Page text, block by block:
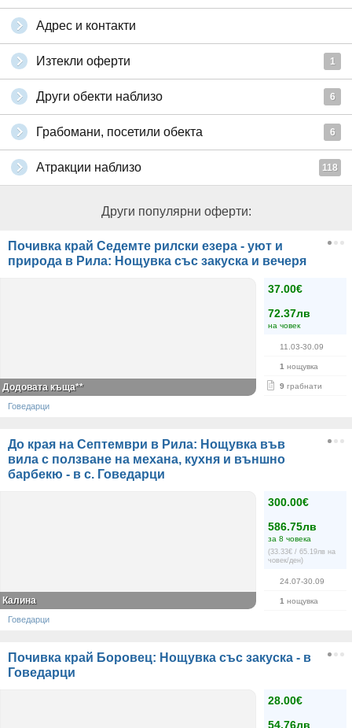
Адрес и контакти
Изтекли оферти 1
Други обекти наблизо 6
Грабомани, посетили обекта 6
Атракции наблизо 118
Други популярни оферти:
Почивка край Седемте рилски езера - уют и
природа в Рила: Нощувка със закуска и вечеря
37.00€
72.37лв
на човек
11.03-30.09
1 нощувка
9 грабнати
Додовата къща**
Говедарци
До края на Септември в Рила: Нощувка във
вила с ползване на механа, кухня и външно
барбекю - в с. Говедарци
300.00€
586.75лв
за 8 човека
(33.33€ / 65.19лв на
човек/ден)
24.07-30.09
1 нощувка
Калина
Говедарци
Почивка край Боровец: Нощувка със закуска - в
Говедарци
28.00€
54.76лв